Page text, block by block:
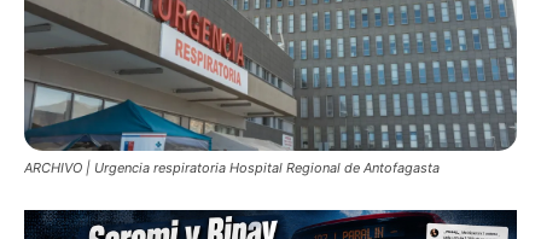
ARCHIVO | Urgencia respiratoria Hospital Regional de Antofagasta